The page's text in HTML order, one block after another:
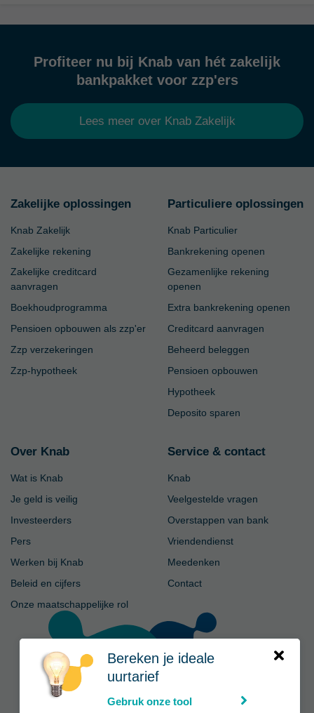
Bereken je ideale
uurtarief
Gebruk onze tool
Profiteer nu bij Knab van hét zakelijk
bankpakket voor zzp'ers
Lees meer over Knab Zakelijk
Zakelijke oplossingen
Knab Zakelijk
Zakelijke rekening
Zakelijke creditcard
aanvragen
Boekhoudprogramma
Pensioen opbouwen als zzp'er
Zzp verzekeringen
Zzp-hypotheek
Particuliere oplossingen
Knab Particulier
Bankrekening openen
Gezamenlijke rekening
openen
Extra bankrekening openen
Creditcard aanvragen
Beheerd beleggen
Pensioen opbouwen
Hypotheek
Deposito sparen
Over Knab
Wat is Knab
Je geld is veilig
Investeerders
Pers
Werken bij Knab
Beleid en cijfers
Onze maatschappelijke rol
Service & contact
Knab
Veelgestelde vragen
Overstappen van bank
Vriendendienst
Meedenken
Contact